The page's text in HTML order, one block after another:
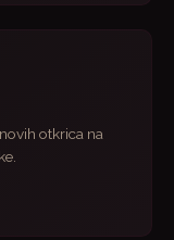
otkrica na